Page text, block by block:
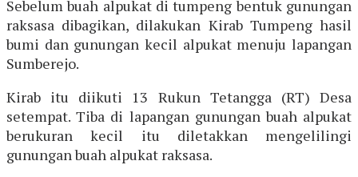
Sebelum buah alpukat di tumpeng bentuk gunungan
raksasa dibagikan, dilakukan Kirab Tumpeng hasil
bumi dan gunungan kecil alpukat menuju lapangan
Sumberejo.
Kirab itu diikuti 13 Rukun Tetangga (RT) Desa
setempat. Tiba di lapangan gunungan buah alpukat
berukuran kecil itu diletakkan mengelilingi
gunungan buah alpukat raksasa.